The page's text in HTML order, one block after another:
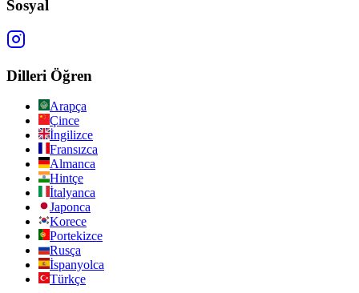
Sosyal
Dilleri Öğren
Arapça
Çince
İngilizce
Fransızca
Almanca
Hintçe
İtalyanca
Japonca
Korece
Portekizce
Rusça
İspanyolca
Türkçe